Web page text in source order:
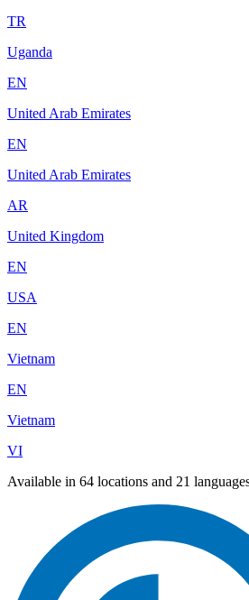
TR
Uganda
EN
United Arab Emirates
EN
United Arab Emirates
AR
United Kingdom
EN
USA
EN
Vietnam
EN
Vietnam
VI
Available in 64 locations and 21